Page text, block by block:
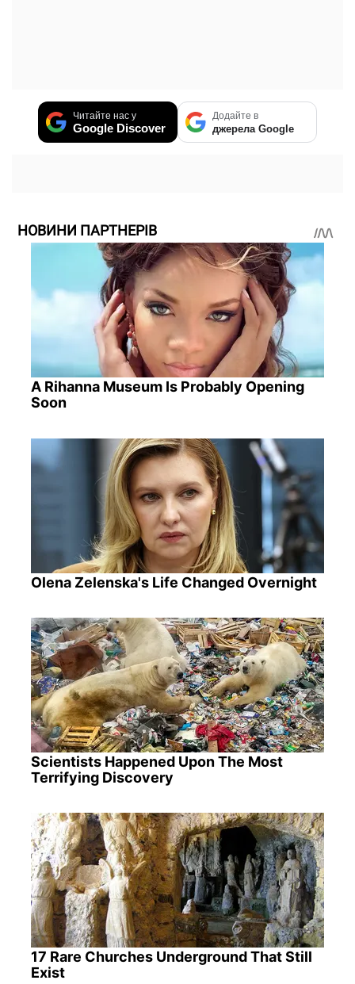
Читайте нас у
Google Discover
Додайте в
джерела Google
НОВИНИ ПАРТНЕРІВ
A Rihanna Museum Is Probably Opening
Soon
Olena Zelenska's Life Changed Overnight
Scientists Happened Upon The Most
Terrifying Discovery
17 Rare Churches Underground That Still
Exist